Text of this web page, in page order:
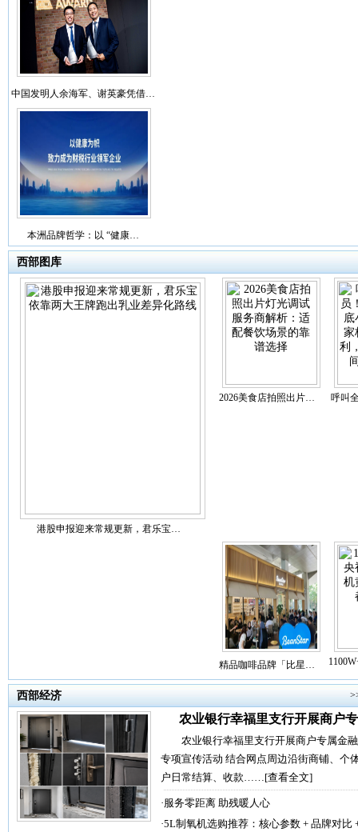
中国发明人余海军、谢英豪凭借…
本洲品牌哲学：以 “健康…
西部图库
港股申报迎来常规更新，君乐宝…
2026美食店拍照出片… 呼叫
精品咖啡品牌「比星…
西部经济
农业银行幸福里支行开展商户
农业银行幸福里支行开展商户专属金
专项宣传活动 结合网点周边沿街商铺、个
户日常结算、收款……[查看全文]
·服务零距离 助残暖人心
·5L制氧机选购推荐：核心参数 + 品牌对比